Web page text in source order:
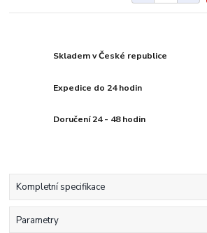
Skladem v České republice
Expedice do 24 hodin
Doručení 24 - 48 hodin
Kompletní specifikace
Parametry